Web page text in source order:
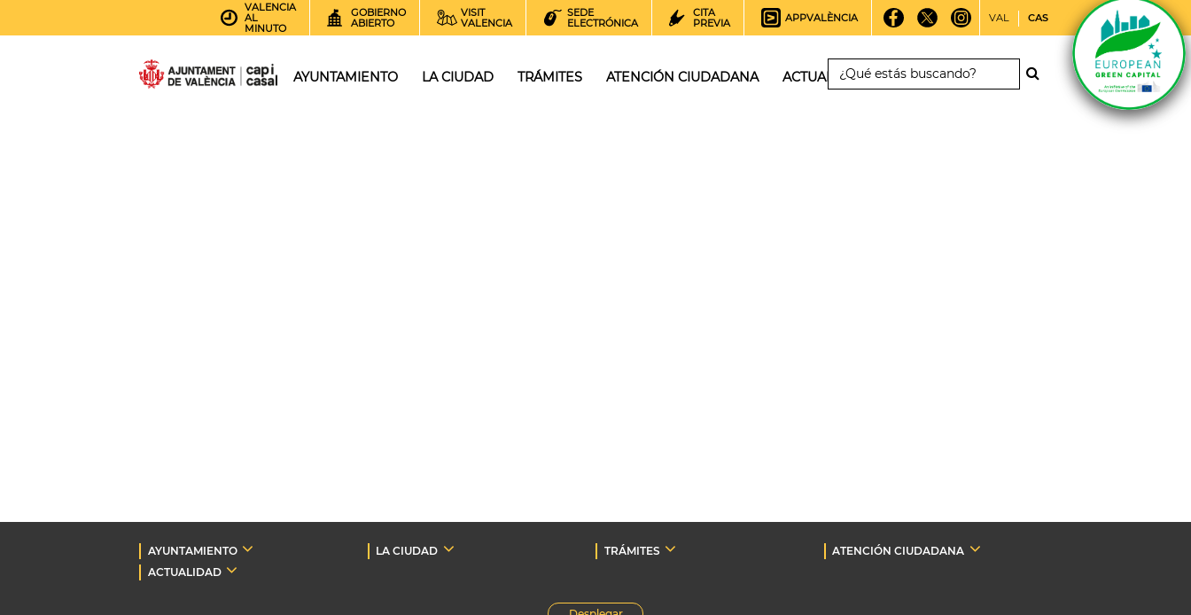
VALENCIA
AL
MINUTO
GOBIERNO
ABIERTO
VISIT
VALENCIA
SEDE
ELECTRÓNICA
CITA
PREVIA
APPVALÈNCIA VAL CAS
AYUNTAMIENTO LA CIUDAD TRÁMITES ATENCIÓN CIUDADANA ACTUALIDAD
AYUNTAMIENTO LA CIUDAD TRÁMITES
ATENCIÓN CIUDADANA
ACTUALIDAD